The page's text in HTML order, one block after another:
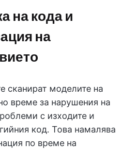
на кода и
на
сканират моделите на
време за нарушения на
с изходите и
код. Това намалява
по време на